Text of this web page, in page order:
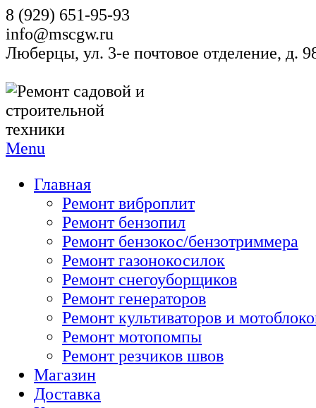
8 (929) 651-95-93
info@mscgw.ru
Люберцы, ул. 3-е почтовое отделение, д.
Menu
Главная
Ремонт виброплит
Ремонт бензопил
Ремонт бензокос/бензотриммера
Ремонт газонокосилок
Ремонт снегоуборщиков
Ремонт генераторов
Ремонт культиваторов и
Ремонт мотопомпы
Ремонт резчиков швов
Магазин
Доставка